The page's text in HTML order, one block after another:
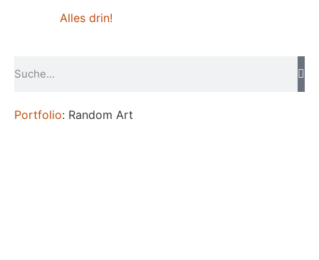
Alles drin!
Portfolio: Random Art